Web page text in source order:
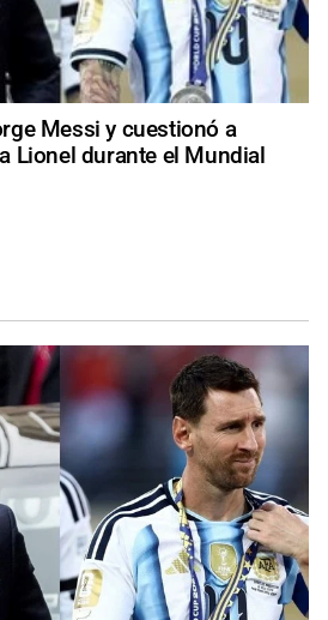
Messi y cuestionó a
Lionel durante el Mundial